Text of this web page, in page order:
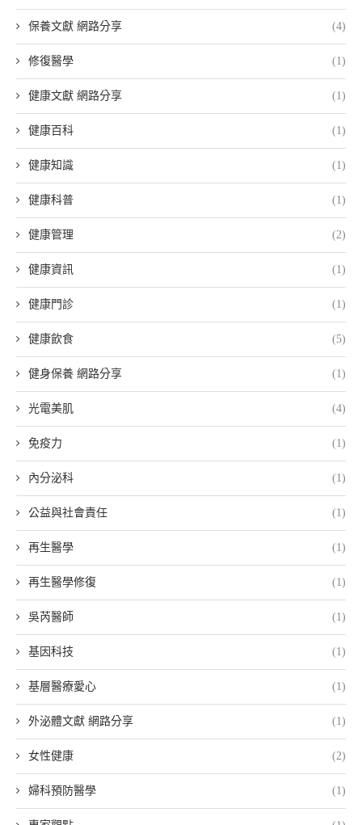
保養文獻 網路分享 (4)
修復醫學 (1)
健康文獻 網路分享 (1)
健康百科 (1)
健康知識 (1)
健康科普 (1)
健康管理 (2)
健康資訊 (1)
健康門診 (1)
健康飲食 (5)
健身保養 網路分享 (1)
光電美肌 (4)
免疫力 (1)
內分泌科 (1)
公益與社會責任 (1)
再生醫學 (1)
再生醫學修復 (1)
吳芮醫師 (1)
基因科技 (1)
基層醫療愛心 (1)
外泌體文獻 網路分享 (1)
女性健康 (2)
婦科預防醫學 (1)